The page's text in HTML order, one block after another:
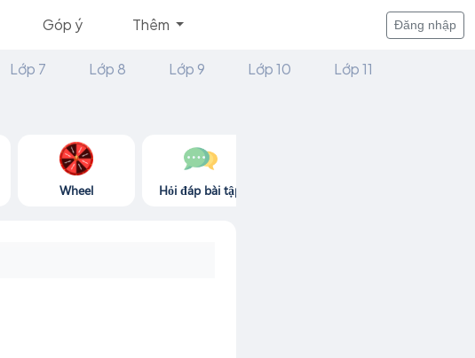
Góp ý Thêm Đăng nhập
Lớp 7 Lớp 8 Lớp 9 Lớp 10
Lớp 11
Wheel Hỏi đáp bài tập